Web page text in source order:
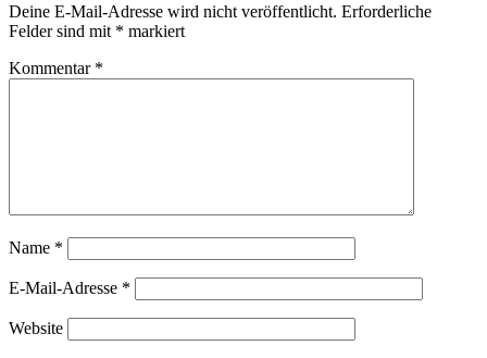
Deine E-Mail-Adresse wird nicht veröffentlicht. Erforderliche
Felder sind mit * markiert
Kommentar *
Name *
E-Mail-Adresse *
Website